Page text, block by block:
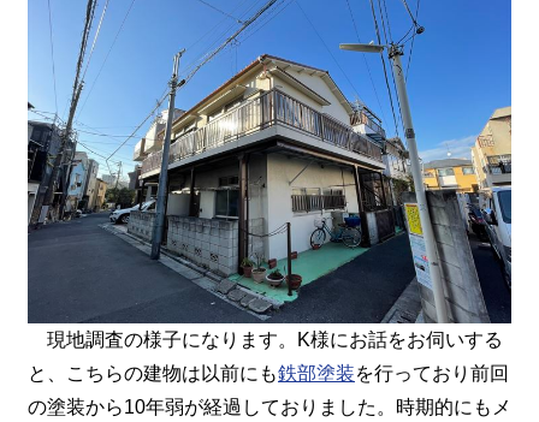
現地調査の様子になります。K様にお話をお伺いする
と、こちらの建物は以前にも鉄部塗装を行っており前回
の塗装から10年弱が経過しておりました。時期的にもメ